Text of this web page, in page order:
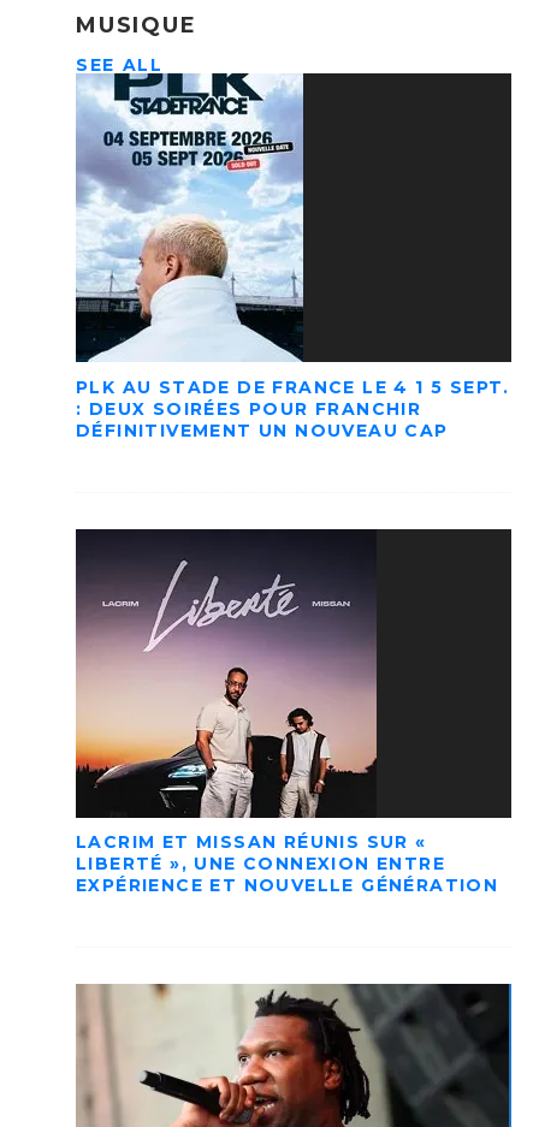
MUSIQUE
SEE ALL
PLK AU STADE DE FRANCE LE 4 1 5 SEPT.
: DEUX SOIRÉES POUR FRANCHIR
DÉFINITIVEMENT UN NOUVEAU CAP
LACRIM ET MISSAN RÉUNIS SUR «
LIBERTÉ », UNE CONNEXION ENTRE
EXPÉRIENCE ET NOUVELLE GÉNÉRATION